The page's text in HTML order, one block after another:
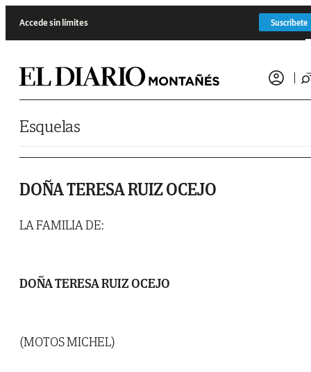
Accede sin límites Suscríbete
Esquelas
DOÑA TERESA RUIZ OCEJO
LA FAMILIA DE:
DOÑA TERESA RUIZ OCEJO
(MOTOS MICHEL)